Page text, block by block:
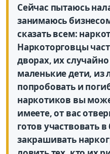
Сейчас пытаюсь
занимаюсь
сказать всем:
Наркоторговцы
дворах, их
маленькие дети, из
попробовать и
наркотиков вы
имеете, от вас
готов участвовать
закрашивать